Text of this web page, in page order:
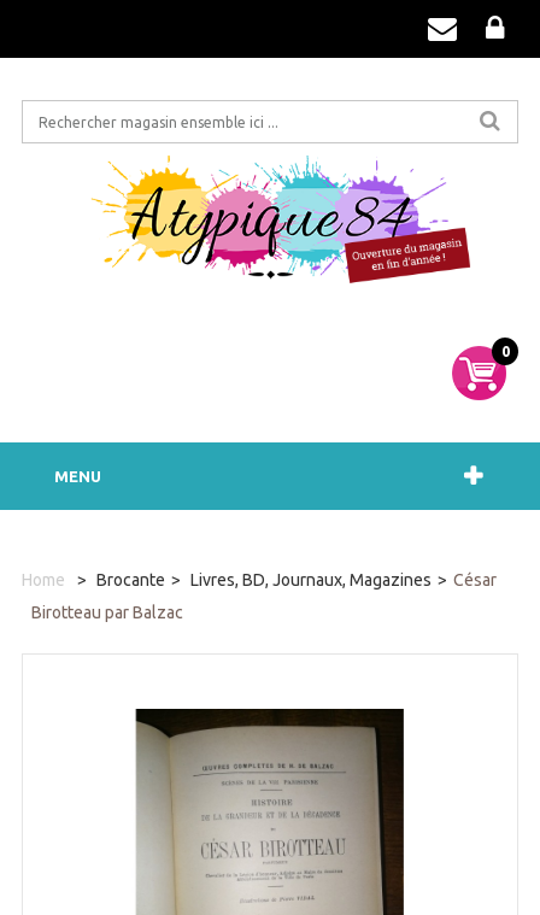
0
MENU
Home > Brocante > Livres, BD, Journaux, Magazines > César
Birotteau par Balzac